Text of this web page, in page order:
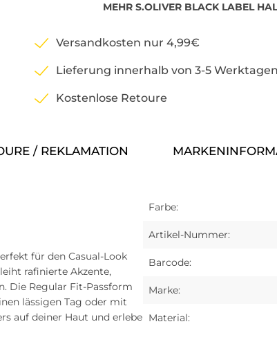
MEHRS.OLIVER BLACK LABEL
Versandkosten nur 4,99€
Lieferung innerhalb von 3-5 Werktagen
Kostenlose Retoure
/ REKLAMATION
Farbe:
Artikel-Nummer:
Barcode:
Marke:
Material:
für den Casual-Look
rafinierte Akzente,
Die Regular Fit-Passform
lässigen Tag oder mit
auf deiner Haut und erlebe